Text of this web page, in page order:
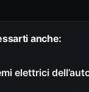
anche:
elettrici